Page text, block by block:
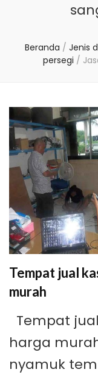
Beranda / Jenis
persegi /
Tempat jual
murah
Tempat
harga
nyamuk